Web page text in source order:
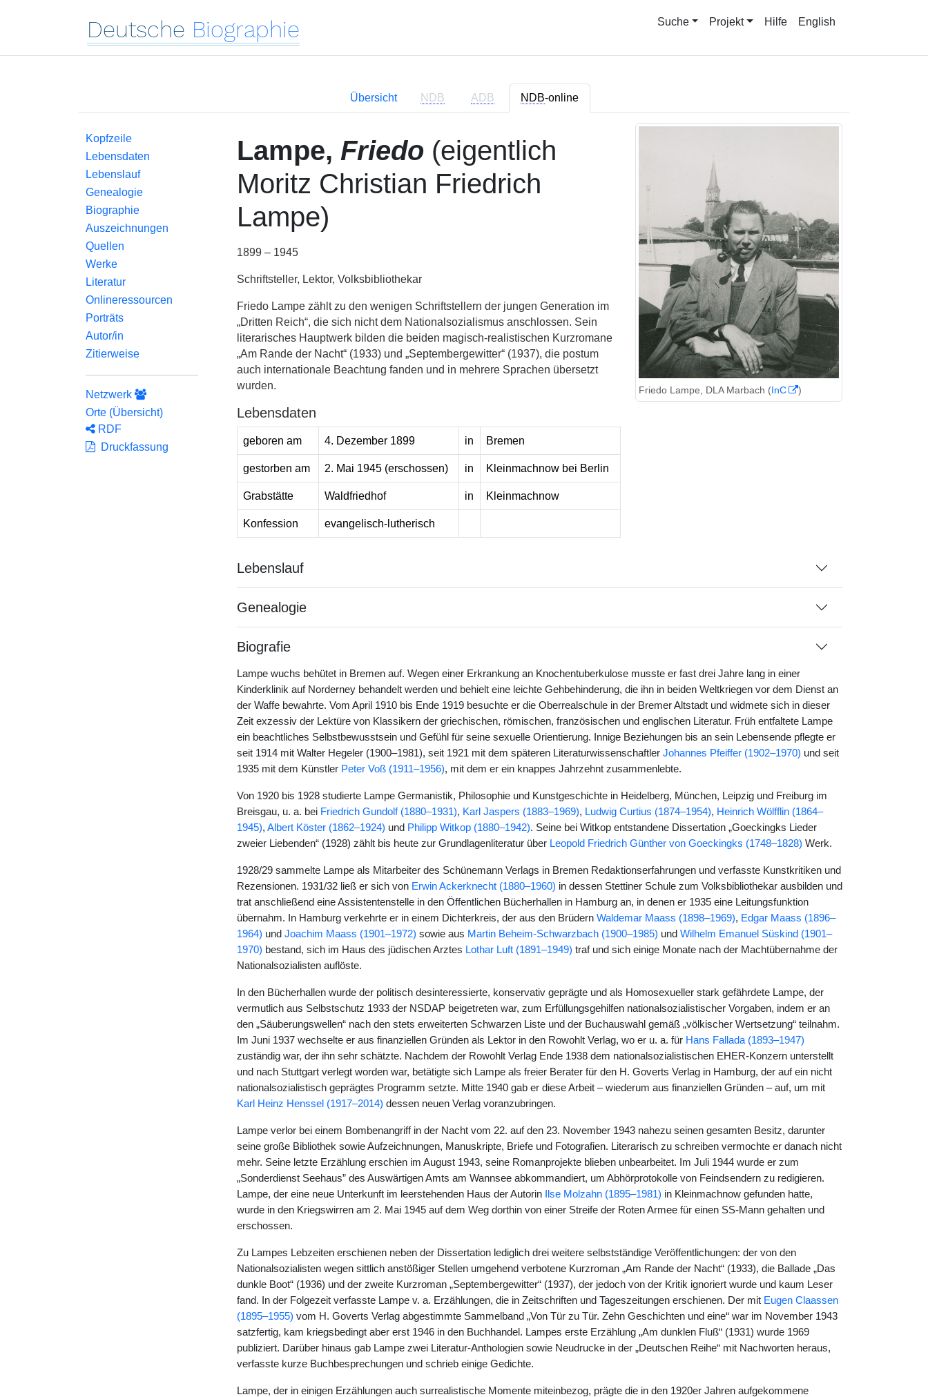
Deutsche Biographie Suche Projekt Hilfe English
Übersicht NDB ADB NDB-online
Kopfzeile
Lebensdaten
Lebenslauf
Genealogie
Biographie
Auszeichnungen
Quellen
Werke
Literatur
Onlineressourcen
Porträts
Autor/in
Zitierweise
Netzwerk
Orte (Übersicht)
RDF
Druckfassung
Lampe, Friedo (eigentlich
Moritz Christian Friedrich
Lampe)
1899 – 1945
Schriftsteller, Lektor, Volksbibliothekar
Friedo Lampe zählt zu den wenigen Schriftstellern der jungen Generation im
„Dritten Reich“, die sich nicht dem Nationalsozialismus anschlossen. Sein
literarisches Hauptwerk bilden die beiden magisch-realistischen Kurzromane
„Am Rande der Nacht“ (1933) und „Septembergewitter“ (1937), die postum
auch internationale Beachtung fanden und in mehrere Sprachen übersetzt
wurden.
Lebensdaten
geboren am 4. Dezember 1899 in Bremen
gestorben am 2. Mai 1945 (erschossen) in Kleinmachnow bei Berlin
Grabstätte Waldfriedhof in Kleinmachnow
Konfession evangelisch-lutherisch
Friedo Lampe, DLA Marbach (InC )
Lebenslauf
Genealogie
Biografie
Lampe wuchs behütet in Bremen auf. Wegen einer Erkrankung an Knochentuberkulose musste er fast drei Jahre lang in einer
Kinderklinik auf Norderney behandelt werden und behielt eine leichte Gehbehinderung, die ihn in beiden Weltkriegen vor dem Dienst an
der Waffe bewahrte. Vom April 1910 bis Ende 1919 besuchte er die Oberrealschule in der Bremer Altstadt und widmete sich in dieser
Zeit exzessiv der Lektüre von Klassikern der griechischen, römischen, französischen und englischen Literatur. Früh entfaltete Lampe
ein beachtliches Selbstbewusstsein und Gefühl für seine sexuelle Orientierung. Innige Beziehungen bis an sein Lebensende pflegte er
seit 1914 mit Walter Hegeler (1900–1981), seit 1921 mit dem späteren Literaturwissenschaftler Johannes Pfeiffer (1902–1970) und seit
1935 mit dem Künstler Peter Voß (1911–1956), mit dem er ein knappes Jahrzehnt zusammenlebte.
Von 1920 bis 1928 studierte Lampe Germanistik, Philosophie und Kunstgeschichte in Heidelberg, München, Leipzig und Freiburg im
Breisgau, u. a. bei Friedrich Gundolf (1880–1931), Karl Jaspers (1883–1969), Ludwig Curtius (1874–1954), Heinrich Wölfflin (1864–
1945), Albert Köster (1862–1924) und Philipp Witkop (1880–1942). Seine bei Witkop entstandene Dissertation „Goeckingks Lieder
zweier Liebenden“ (1928) zählt bis heute zur Grundlagenliteratur über Leopold Friedrich Günther von Goeckingks (1748–1828) Werk.
1928/29 sammelte Lampe als Mitarbeiter des Schünemann Verlags in Bremen Redaktionserfahrungen und verfasste Kunstkritiken und
Rezensionen. 1931/32 ließ er sich von Erwin Ackerknecht (1880–1960) in dessen Stettiner Schule zum Volksbibliothekar ausbilden und
trat anschließend eine Assistentenstelle in den Öffentlichen Bücherhallen in Hamburg an, in denen er 1935 eine Leitungsfunktion
übernahm. In Hamburg verkehrte er in einem Dichterkreis, der aus den Brüdern Waldemar Maass (1898–1969), Edgar Maass (1896–
1964) und Joachim Maass (1901–1972) sowie aus Martin Beheim-Schwarzbach (1900–1985) und Wilhelm Emanuel Süskind (1901–
1970) bestand, sich im Haus des jüdischen Arztes Lothar Luft (1891–1949) traf und sich einige Monate nach der Machtübernahme der
Nationalsozialisten auflöste.
In den Bücherhallen wurde der politisch desinteressierte, konservativ geprägte und als Homosexueller stark gefährdete Lampe, der
vermutlich aus Selbstschutz 1933 der NSDAP beigetreten war, zum Erfüllungsgehilfen nationalsozialistischer Vorgaben, indem er an
den „Säuberungswellen“ nach den stets erweiterten Schwarzen Liste und der Buchauswahl gemäß „völkischer Wertsetzung“ teilnahm.
Im Juni 1937 wechselte er aus finanziellen Gründen als Lektor in den Rowohlt Verlag, wo er u. a. für Hans Fallada (1893–1947)
zuständig war, der ihn sehr schätzte. Nachdem der Rowohlt Verlag Ende 1938 dem nationalsozialistischen EHER-Konzern unterstellt
und nach Stuttgart verlegt worden war, betätigte sich Lampe als freier Berater für den H. Goverts Verlag in Hamburg, der auf ein nicht
nationalsozialistisch geprägtes Programm setzte. Mitte 1940 gab er diese Arbeit – wiederum aus finanziellen Gründen – auf, um mit
Karl Heinz Henssel (1917–2014) dessen neuen Verlag voranzubringen.
Lampe verlor bei einem Bombenangriff in der Nacht vom 22. auf den 23. November 1943 nahezu seinen gesamten Besitz, darunter
seine große Bibliothek sowie Aufzeichnungen, Manuskripte, Briefe und Fotografien. Literarisch zu schreiben vermochte er danach nicht
mehr. Seine letzte Erzählung erschien im August 1943, seine Romanprojekte blieben unbearbeitet. Im Juli 1944 wurde er zum
„Sonderdienst Seehaus” des Auswärtigen Amts am Wannsee abkommandiert, um Abhörprotokolle von Feindsendern zu redigieren.
Lampe, der eine neue Unterkunft im leerstehenden Haus der Autorin
Ilse Molzahn (1895–1981) in Kleinmachnow gefunden hatte,
wurde in den Kriegswirren am 2. Mai 1945 auf dem Weg dorthin von einer Streife der Roten Armee für einen SS-Mann gehalten und
erschossen.
Zu Lampes Lebzeiten erschienen neben der Dissertation lediglich drei weitere selbstständige Veröffentlichungen: der von den
Nationalsozialisten wegen sittlich anstößiger Stellen umgehend verbotene Kurzroman „Am Rande der Nacht“ (1933), die Ballade „Das
dunkle Boot“ (1936) und der zweite Kurzroman „Septembergewitter“ (1937), der jedoch von der Kritik ignoriert wurde und kaum Leser
fand. In der Folgezeit verfasste Lampe v. a. Erzählungen, die in Zeitschriften und Tageszeitungen erschienen. Der mit Eugen Claassen
(1895–1955) vom H. Goverts Verlag abgestimmte Sammelband „Von Tür zu Tür. Zehn Geschichten und eine“ war im November 1943
satzfertig, kam kriegsbedingt aber erst 1946 in den Buchhandel. Lampes erste Erzählung „Am dunklen Fluß“ (1931) wurde 1969
publiziert. Darüber hinaus gab Lampe zwei Literatur-Anthologien sowie Neudrucke in der „Deutschen Reihe“ mit Nachworten heraus,
verfasste kurze Buchbesprechungen und schrieb einige Gedichte.
Lampe, der in einigen Erzählungen auch surrealistische Momente miteinbezog, prägte die in den 1920er Jahren aufgekommene